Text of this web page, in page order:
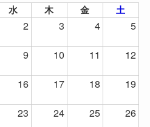
水 木 金 土
2 3 4
5
9 10 11
12
16 17 18
19
23 24 25
26